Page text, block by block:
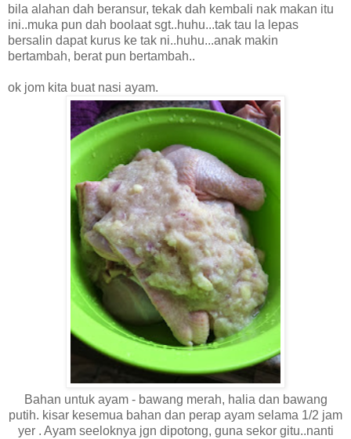
bila alahan dah beransur, tekak dah kembali nak makan itu
ini..muka pun dah boolaat sgt..huhu...tak tau la lepas
bersalin dapat kurus ke tak ni..huhu...anak makin
bertambah, berat pun bertambah..
ok jom kita buat nasi ayam.
Bahan untuk ayam - bawang merah, halia dan bawang
putih. kisar kesemua bahan dan perap ayam selama 1/2 jam
yer . Ayam seeloknya jgn dipotong, guna sekor gitu..nanti